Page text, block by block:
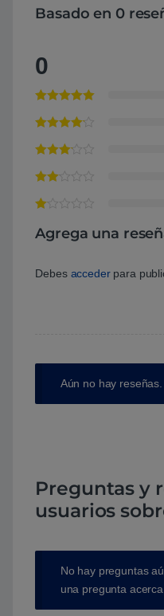
Basado en 0
0
Agrega una
Debes accederpara
Aún no hay reseñas.
Preguntas y
usuarios
No hay preguntas
una pregunta